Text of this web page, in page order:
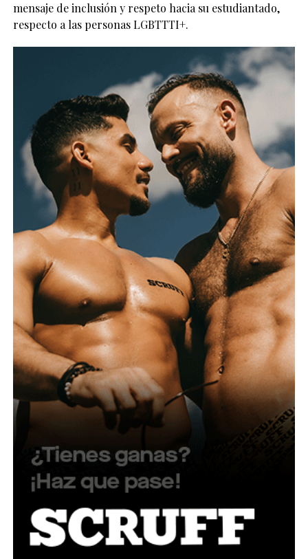
mensaje de inclusión y respeto hacia su estudiantado,
respecto a las personas LGBTTTI+.